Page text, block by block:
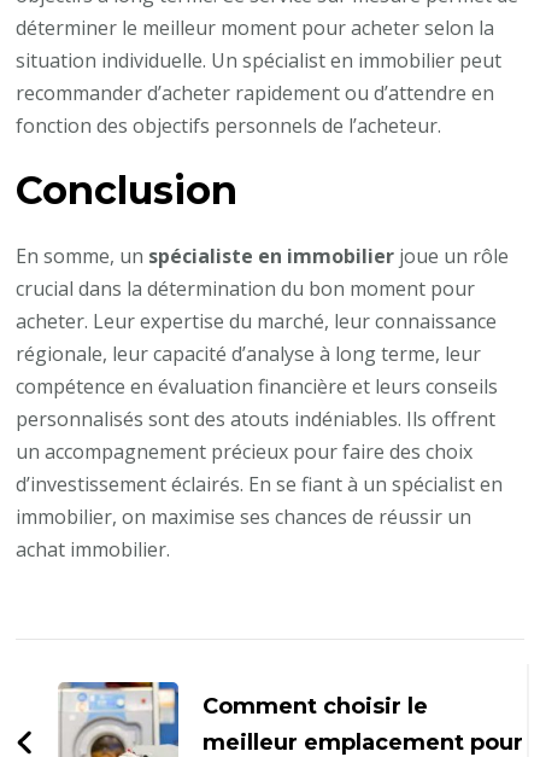
déterminer le meilleur moment pour acheter selon la
situation individuelle. Un spécialist en immobilier peut
recommander d’acheter rapidement ou d’attendre en
fonction des objectifs personnels de l’acheteur.
Conclusion
En somme, un spécialiste en immobilier joue un rôle
crucial dans la détermination du bon moment pour
acheter. Leur expertise du marché, leur connaissance
régionale, leur capacité d’analyse à long terme, leur
compétence en évaluation financière et leurs conseils
personnalisés sont des atouts indéniables. Ils offrent
un accompagnement précieux pour faire des choix
d’investissement éclairés. En se fiant à un spécialist en
immobilier, on maximise ses chances de réussir un
achat immobilier.
d'article
Comment choisir le
meilleur emplacement pour